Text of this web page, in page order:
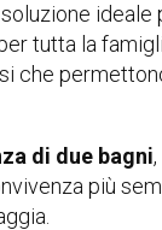
ideale
tutta la
che
di due bagni
più